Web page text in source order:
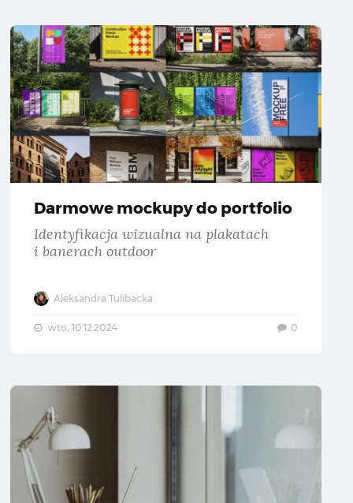
strony internetowe
Darmowe mockupy do portfolio
Identyfikacja wizualna na plakatach
i banerach outdoor
Aleksandra Tulibacka
wto., 10.12.2024 0
fonty z polskimi znakami — Część #75